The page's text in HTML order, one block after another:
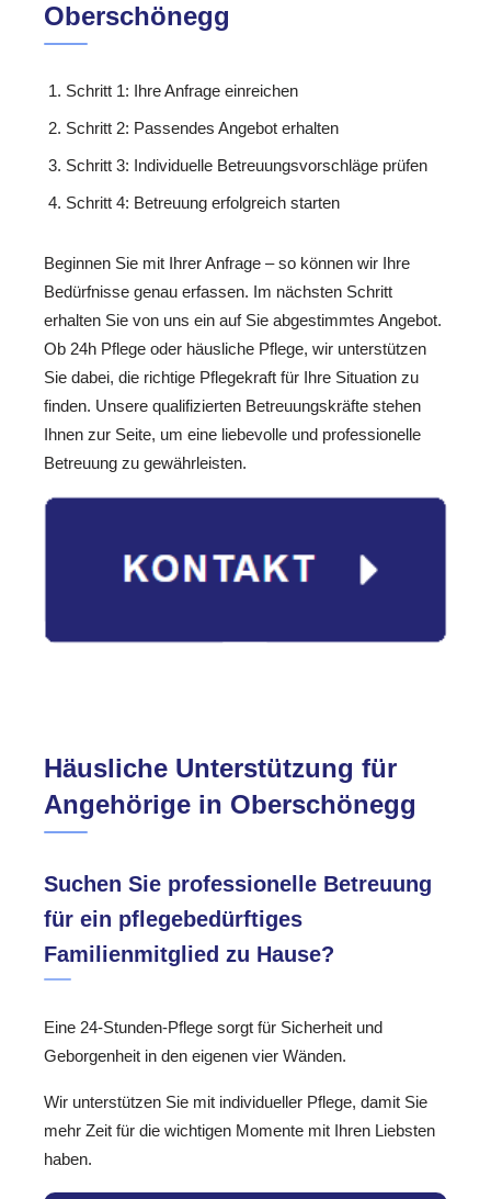
Oberschönegg
Schritt 1: Ihre Anfrage einreichen
Schritt 2: Passendes Angebot erhalten
Schritt 3: Individuelle Betreuungsvorschläge prüfen
Schritt 4: Betreuung erfolgreich starten
Beginnen Sie mit Ihrer Anfrage – so können wir Ihre
Bedürfnisse genau erfassen. Im nächsten Schritt
erhalten Sie von uns ein auf Sie abgestimmtes Angebot.
Ob 24h Pflege oder häusliche Pflege, wir unterstützen
Sie dabei, die richtige Pflegekraft für Ihre Situation zu
finden. Unsere qualifizierten Betreuungskräfte stehen
Ihnen zur Seite, um eine liebevolle und professionelle
Betreuung zu gewährleisten.
Häusliche Unterstützung für
Angehörige in Oberschönegg
Suchen Sie professionelle Betreuung
für ein pflegebedürftiges
Familienmitglied zu Hause?
Eine 24-Stunden-Pflege sorgt für Sicherheit und
Geborgenheit in den eigenen vier Wänden.
Wir unterstützen Sie mit individueller Pflege, damit Sie
mehr Zeit für die wichtigen Momente mit Ihren Liebsten
haben.